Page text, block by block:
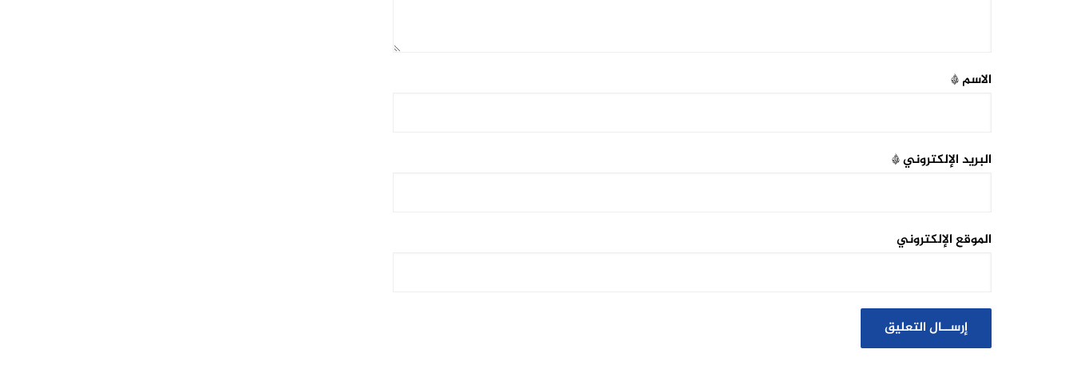
الاسم*
البريد الإلكتروني*
الموقع الإلكتروني